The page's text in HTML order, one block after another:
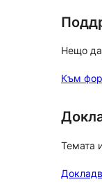
Нещо
Към
Темата